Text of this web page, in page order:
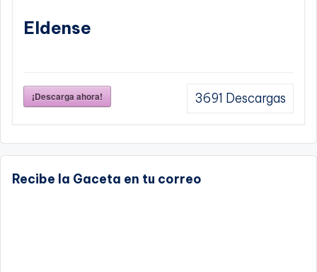
Eldense
¡Descarga ahora! 3691 Descargas
Recibe la Gaceta en tu correo